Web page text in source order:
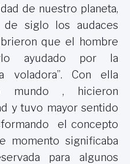
de nuestro planeta,
de siglo los audaces
que el
hombre
ayudado por la
voladora”. Con ella
mundo , hicieron
y tuvo mayor sentido
el concepto
momento significaba
para algunos